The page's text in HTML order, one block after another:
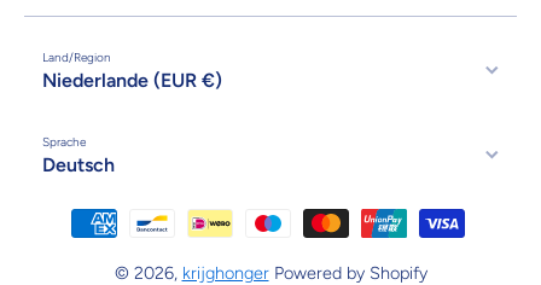
Land/Region
Niederlande (EUR €)
Sprache
Deutsch
Zahlungsmethoden
© 2026, krijghonger Powered by Shopify